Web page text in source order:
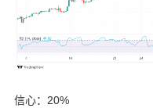
信心：20%